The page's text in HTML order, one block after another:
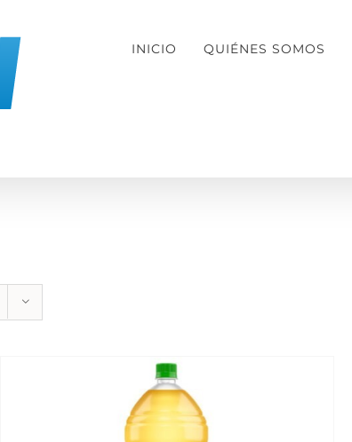
INICIO QUIÉNES SOMOS